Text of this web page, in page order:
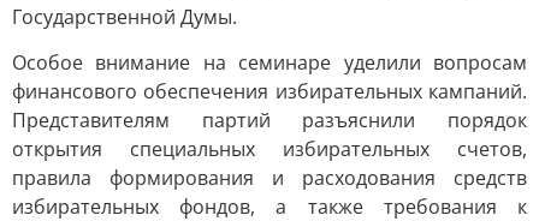
Государственной Думы.
Особое внимание на семинаре уделили вопросам
финансового обеспечения избирательных кампаний.
Представителям партий разъяснили порядок
открытия специальных избирательных счетов,
правила формирования и расходования средств
избирательных фондов, а также требования к